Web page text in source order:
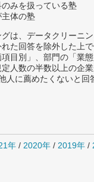
のみを扱っている塾
主体の塾
は、データクリーニ
た回答を除外した上で
目別」、部門の「業
人数の半数以上の企
に薦めたくないと回
年 / 2020年 / 2019年 /